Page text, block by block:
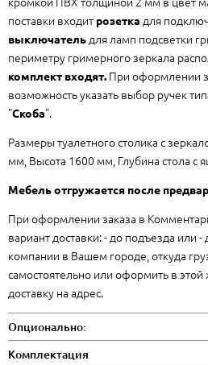
поставки входит розетка для
выключательдля ламп подсветки
периметру гримерного зеркала
комплект входят. При оформлении
возможность указать выбор ручек
"Скоба".
Размеры туалетного столика с
мм, Высота 1600 мм, Глубина стола с
Мебель отгружается после
При оформлении заказа в
вариант доставки: - до подъезда или
компании в Вашем городе, откуда
самостоятельно или оформить в
доставку на адрес.
Опционально:
Комплектация